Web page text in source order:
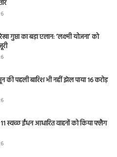
गुप्ता का बड़ा एलान: ‘लक्ष्मी योजना’ को
की पहली बारिश भी नहीं झेल पाया 16 करोड़
स्वच्छ ईंधन आधारित वाहनों को किया फ्लैग